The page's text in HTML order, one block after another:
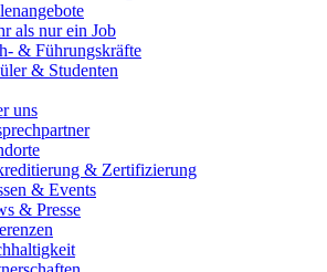
als nur ein Job
& Führungskräfte
& Studenten
uns
& Zertifizierung
& Events
& Presse